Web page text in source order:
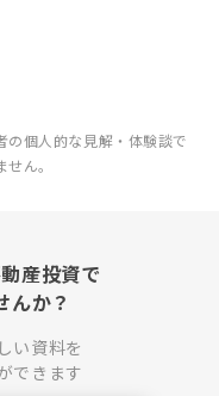
個人的な見解・体験談で
ん。
産投資で
んか？
い資料を
できます